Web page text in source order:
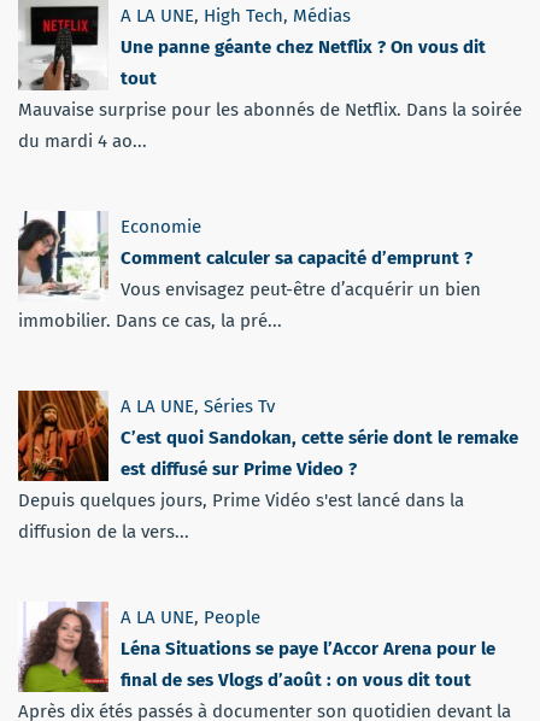
A LA UNE, High Tech, Médias
Une panne géante chez Netflix ? On vous dit
tout
Mauvaise surprise pour les abonnés de Netflix. Dans la soirée
du mardi 4 ao...
Economie
Comment calculer sa capacité d’emprunt ?
Vous envisagez peut-être d’acquérir un bien
immobilier. Dans ce cas, la pré...
A LA UNE, Séries Tv
C’est quoi Sandokan, cette série dont le remake
est diffusé sur Prime Video ?
Depuis quelques jours, Prime Vidéo s'est lancé dans la
diffusion de la vers...
A LA UNE, People
Léna Situations se paye l’Accor Arena pour le
final de ses Vlogs d’août : on vous dit tout
Après dix étés passés à documenter son quotidien devant la